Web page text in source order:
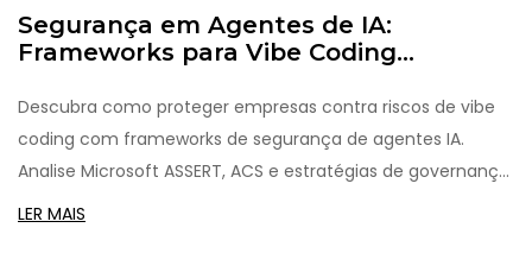
Segurança em Agentes de IA:
Frameworks para Vibe Coding
Descubra como proteger empresas contra riscos de vibe
coding com frameworks de segurança de agentes IA.
Analise Microsoft ASSERT, ACS e estratégias de governança
para 2026.
LER MAIS